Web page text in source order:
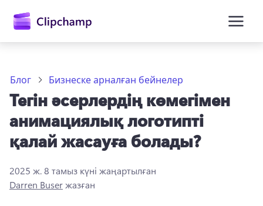
Жүйеге кіру
Блог Бизнеске арналған бейнелер
Тегін әсерлердің көмегімен
анимациялық логотипті
қалай жасауға болады?
2025 ж. 8 тамыз күні жаңартылған
Darren Buserжазған